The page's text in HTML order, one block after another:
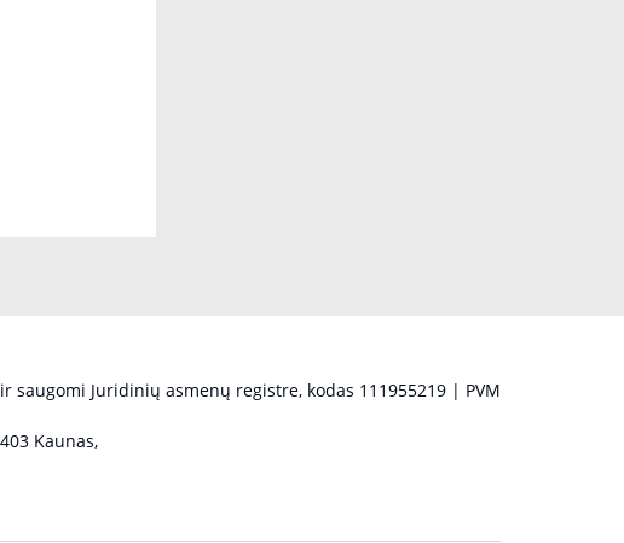
saugomi Juridinių asmenų registre, kodas 111955219 | PVM
Kaunas,